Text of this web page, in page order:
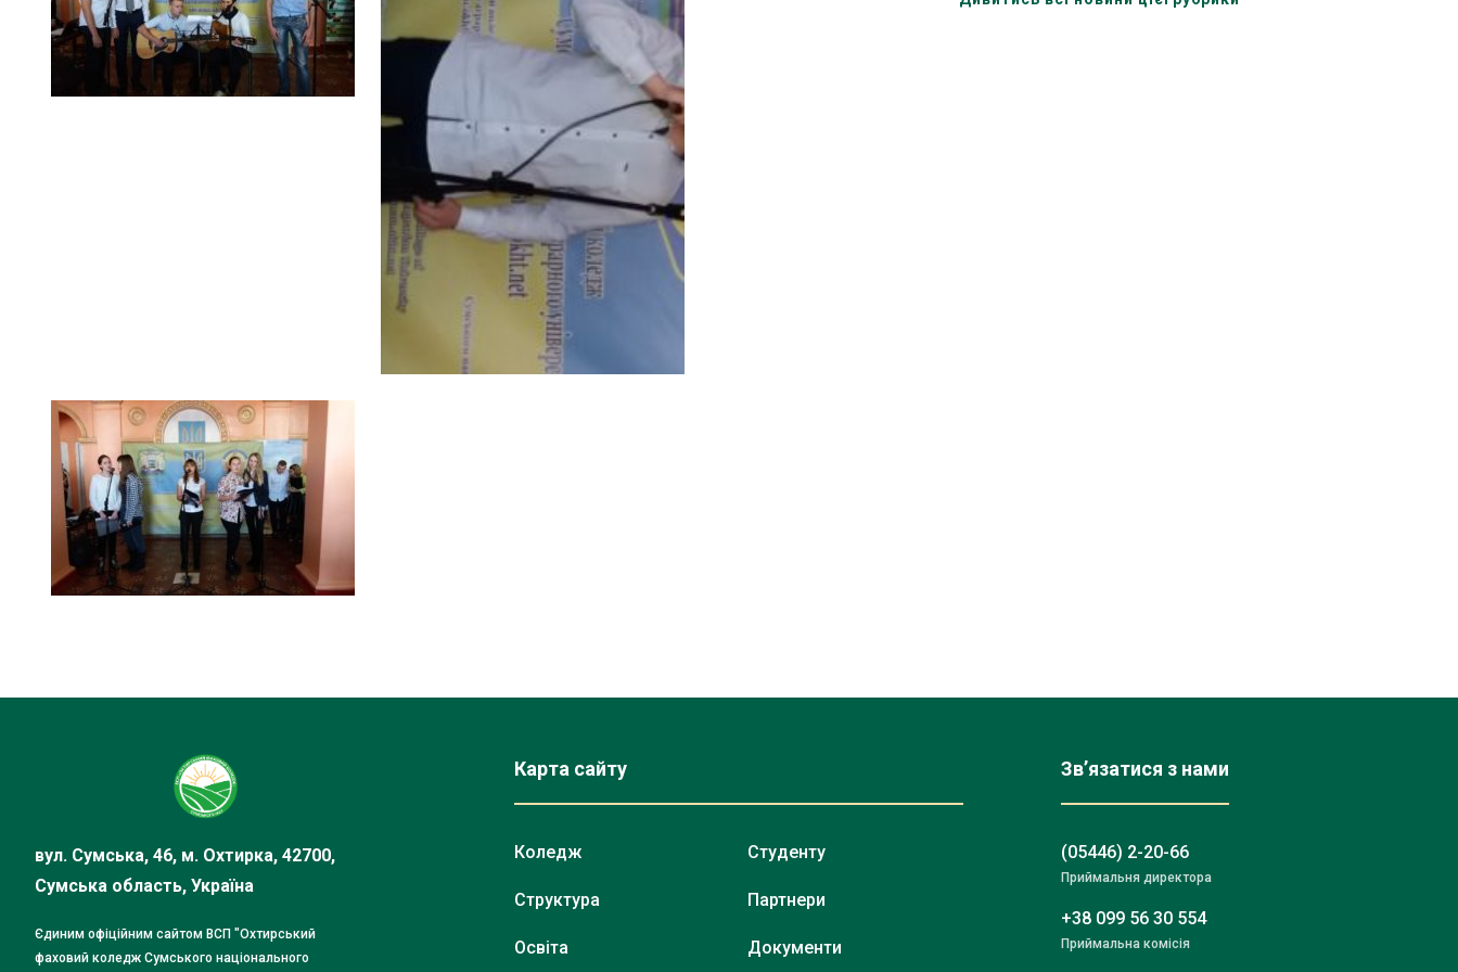
вул. Сумська, 46, м. Охтирка, 42700,
Сумська область, Україна
Єдиним офіційним сайтом ВСП "Охтирський
фаховий коледж Сумського національного
Карта сайту
Коледж
Структура
Освіта
Студенту
Партнери
Документи
Зв’язатися з нами
(05446) 2-20-66
Приймальня директора
+38 099 56 30 554
Приймальна комісія